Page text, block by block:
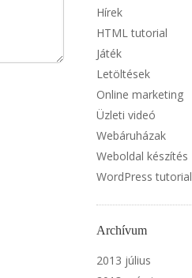
Hírek
HTML tutorial
Játék
Letöltések
Online marketing
Üzleti videó
Webáruházak
Weboldal készítés
WordPress tutorial
Archívum
2013 július